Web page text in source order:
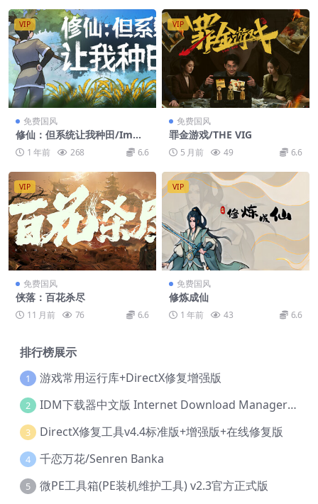
VIP
免费国风
修仙：但系统让我种田/Immo
rtal Farmer: System’s Man
date1 年前 268 6.6
VIP
免费国风
罪金游戏/THE VIG
5 月前 49 6.6
VIP
免费国风
侠落：百花杀尽
11 月前 76 6.6
VIP
免费国风
修炼成仙
1 年前 43 6.6
排行榜展示
1 游戏常用运行库+DirectX修复增强版
2 IDM下载器中文版 Internet Download Manager v6.42.36 IDM
3 DirectX修复工具v4.4标准版+增强版+在线修复版
4 千恋万花/Senren Banka
5 微PE工具箱(PE装机维护工具) v2.3官方正式版